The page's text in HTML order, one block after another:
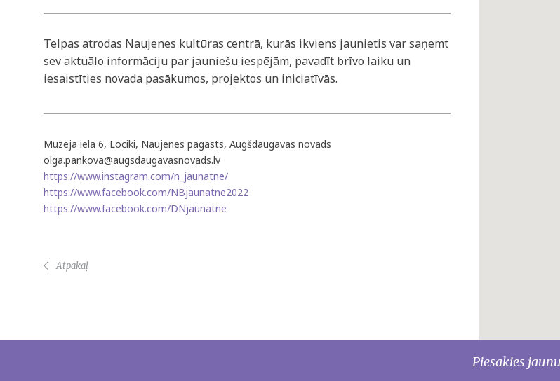
Telpas atrodas Naujenes kultūras centrā, kurās ikviens jaunietis var saņemt
sev aktuālo informāciju par jauniešu iespējām, pavadīt brīvo laiku un
iesaistīties novada pasākumos, projektos un iniciatīvās.
Muzeja iela 6, Lociki, Naujenes pagasts, Augšdaugavas novads
olga.pankova@augsdaugavasnovads.lv
https://www.instagram.com/n_jaunatne/
https://www.facebook.com/NBjaunatne2022
https://www.facebook.com/DNjaunatne
Atpakaļ
Piesakies